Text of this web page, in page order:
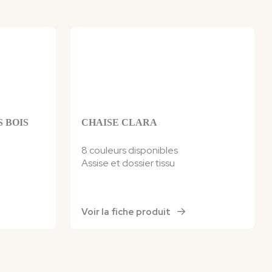
BOIS CHAISE CLARA
8 couleurs disponibles
Assise et dossiertissu
Voir la fiche produit